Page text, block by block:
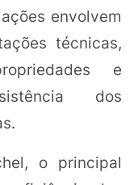
envolvem
técnicas,
e
dos
o principal